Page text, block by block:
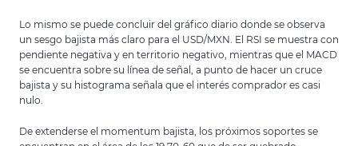
Lo mismo se puede concluir del gráfico diario donde se observa
un sesgo bajista más claro para el USD/MXN. El RSI se muestra con
pendiente negativa y en territorio negativo, mientras que el MACD
se encuentra sobre su línea de señal, a punto de hacer un cruce
bajista y su histograma señala que el interés comprador es casi
nulo.
De extenderse el momentum bajista, los próximos soportes se